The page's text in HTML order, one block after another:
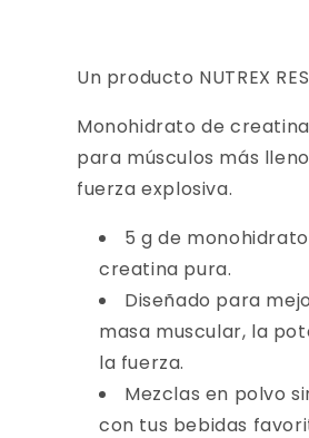
Un producto NUTREX
Monohidrato de
para músculos más
fuerza explosiva.
5 g de
creatina pura.
Diseñado para
masa muscular, la
la fuerza.
Mezclas en polvo
con tus bebidas